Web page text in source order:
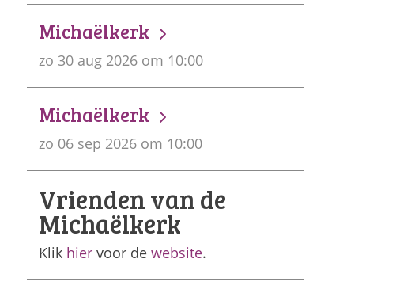
Michaëlkerk
zo 30 aug 2026 om 10:00
Michaëlkerk
zo 06 sep 2026 om 10:00
Vrienden van de
Michaëlkerk
Klik hier voor de website.